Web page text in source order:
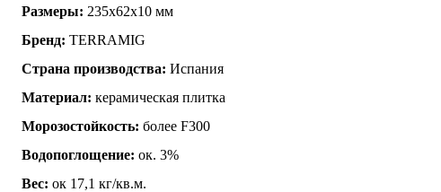
Размеры: 235x62x10 мм
Бренд: TERRAMIG
Страна производства: Испания
Материал: керамическая плитка
Морозостойкость: более F300
Водопоглощение: ок. 3%
Вес: ок 17,1 кг/кв.м.